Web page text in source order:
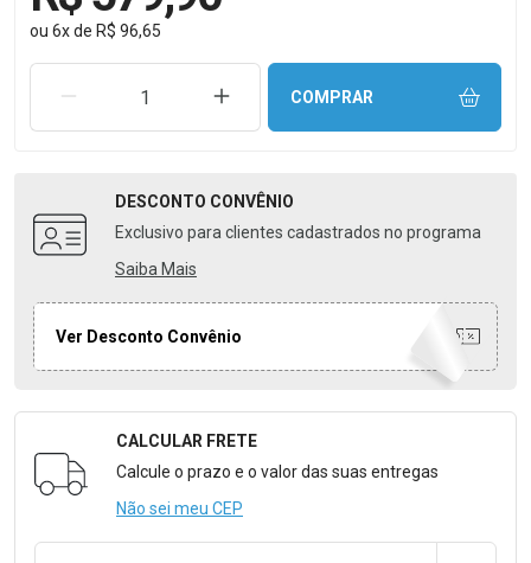
ou 6xde R$ 96,65
REMOVER UMA UNIDADEAUMENTAR UMA UNIDADE
COMPRAR
DESCONTO CONVÊNIO
Exclusivo para clientes cadastrados no programa
Saiba Mais
Ver Desconto Convênio
Formulário para Calcular o Frete
CALCULAR FRETE
Calcule o prazo e o valor das suas entregas
Não sei meu CEP